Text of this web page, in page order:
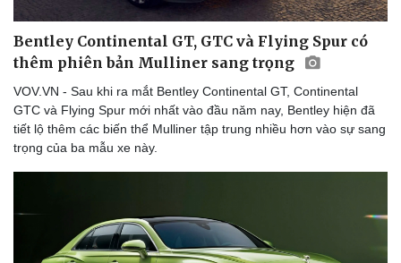
Bentley Continental GT, GTC và Flying Spur có
thêm phiên bản Mulliner sang trọng
VOV.VN - Sau khi ra mắt Bentley Continental GT, Continental
GTC và Flying Spur mới nhất vào đầu năm nay, Bentley hiện đã
tiết lộ thêm các biến thể Mulliner tập trung nhiều hơn vào sự sang
trọng của ba mẫu xe này.